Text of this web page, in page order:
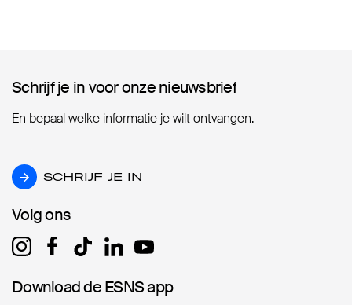
Schrijf je in voor onze nieuwsbrief
Schrijf je in voor onze nieuwsbrief
En bepaal welke informatie je wilt ontvangen.
SCHRIJF JE IN
SCHRIJF JE IN
Volg ons
Volg ons
Download de ESNS app
Download de ESNS app